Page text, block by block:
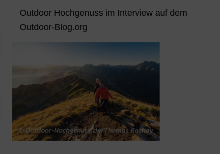
Outdoor Hochgenuss im Interview auf dem
Outdoor-Blog.org